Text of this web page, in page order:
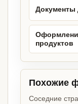
Документы
продуктов
Похожие
Соседние